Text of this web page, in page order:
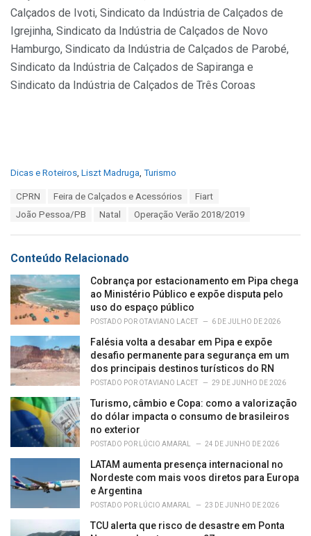
Calçados de Ivoti, Sindicato da Indústria de Calçados de
Igrejinha, Sindicato da Indústria de Calçados de Novo
Hamburgo, Sindicato da Indústria de Calçados de Parobé,
Sindicato da Indústria de Calçados de Sapiranga e
Sindicato da Indústria de Calçados de Três Coroas
C
i
e
s
:
Dicas e Roteiros, Liszt Madruga, Turismo
CPRN Feira de Calçados e Acessórios
Fiart
João Pessoa/PB
Natal Operação Verão 2018/2019
Conteúdo Relacionado
Cobrança por estacionamento em Pipa chega
ao Ministério Público e expõe disputa pelo
uso do espaço público
POSTADO POR OTAVIANO LACET 6 DE JULHO DE 2026
Falésia volta a desabar em Pipa e expõe
desafio permanente para segurança em um
dos principais destinos turísticos do RN
POSTADO POR OTAVIANO LACET 29 DE JUNHO DE 2026
Turismo, câmbio e Copa: como a valorização
do dólar impacta o consumo de brasileiros
no exterior
POSTADO POR LÚCIO AMARAL 24 DE JUNHO DE 2026
LATAM aumenta presença internacional no
Nordeste com mais voos diretos para Europa
e Argentina
POSTADO POR LÚCIO AMARAL 23 DE JUNHO DE 2026
TCU alerta que risco de desastre em Ponta